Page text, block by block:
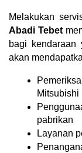
Melakukan
Abadi Tebet
bagi kendaraan
akan
Mitsubishi
pabrikan
Layanan